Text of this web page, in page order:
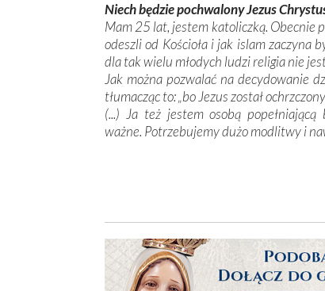
Niech będzie pochwalony Jezus
Mam 25 lat, jestem katoliczką. Obecnie
odeszli od Kościoła i jak islam zaczyna
dla tak wielu młodych ludzi religia nie
Jak można pozwalać na decydowanie
tłumacząc to: „bo Jezus został
(...) Ja też jestem osobą
ważne. Potrzebujemy dużo modlitwy i